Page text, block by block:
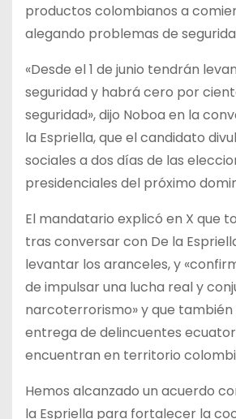
productos colombianos a
alegando problemas de
«Desde el 1 de junio tendrán
seguridad y habrá cero por
seguridad», dijo Noboa en la
la Espriella, que el candidato
sociales a dos días de las
presidenciales del próximo
El mandatario explicó en X que
tras conversar con De la
levantar los aranceles, y
de impulsar una lucha real y
narcoterrorismo» y que
entrega de delincuentes
encuentran en territorio
Hemos alcanzado un acuerdo
la Espriella para fortalecer la